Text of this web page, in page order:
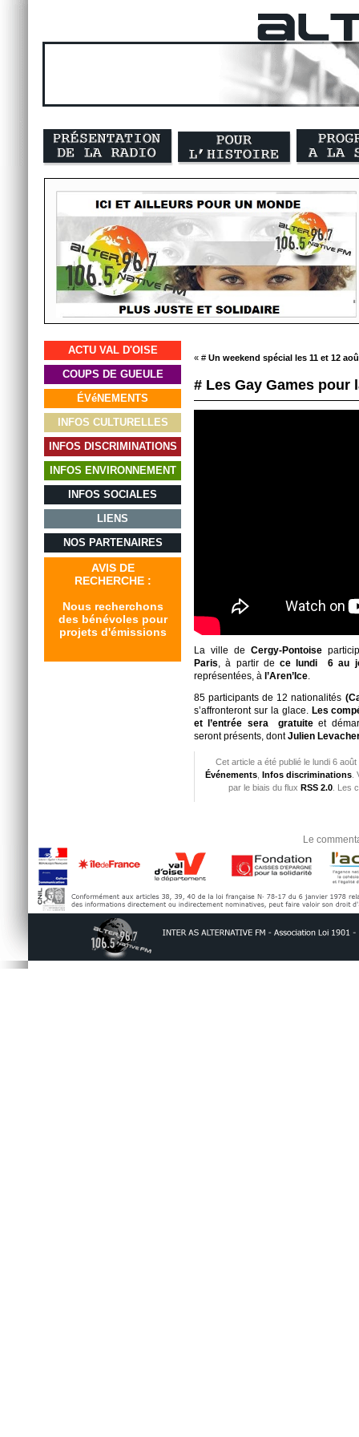
ACTU VAL D'OISE
COUPS DE GUEULE
ÉVéNEMENTS
INFOS CULTURELLES
INFOS DISCRIMINATIONS
INFOS ENVIRONNEMENT
INFOS SOCIALES
LIENS
NOS PARTENAIRES
AVIS DE
RECHERCHE :
Nous recherchons
des bénévoles pour
projets d'émissions
« # Un weekend spécial les 11 et 12
# Les Gay Games pour
La ville de Cergy-Pontoise
Paris, à partir dece lundi 6 au
représentées, à l’Aren’Ice.
85 participants de 12 nationalités
s’affronteront sur la glace. Les
et l’entrée sera gratuite et
seront présents, dontJulien
Cet article a été publié le lundi 6
Événements, Infos discriminations.
par le biais du flux RSS 2.0. Les
Le